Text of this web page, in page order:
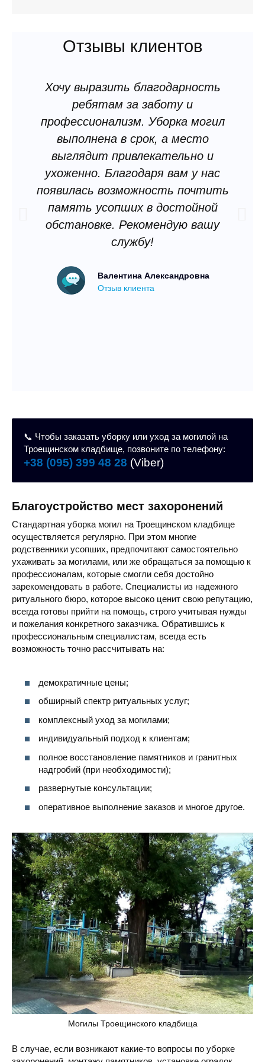
проведенных работ на кладбище.
Отзывы клиентов
Хочу выразить благодарность
ребятам за заботу и
профессионализм. Уборка могил
выполнена в срок, а место
выглядит привлекательно и
ухоженно. Благодаря вам у нас
появилась возможность почтить
память усопших в достойной
обстановке. Рекомендую вашу
службу!
Валентина Александровна
Отзыв клиента
📞 Чтобы заказать уборку или уход за могилой на
Троещинском кладбище, позвоните по телефону:
+38 (095) 399 48 28 (Viber)
Благоустройство мест захоронений
Стандартная уборка могил на Троещинском кладбище
осуществляется регулярно. При этом многие
родственники усопших, предпочитают самостоятельно
ухаживать за могилами, или же обращаться за помощью к
профессионалам, которые смогли себя достойно
зарекомендовать в работе. Специалисты из надежного
ритуального бюро, которое высоко ценит свою репутацию,
всегда готовы прийти на помощь, строго учитывая нужды
и пожелания конкретного заказчика. Обратившись к
профессиональным специалистам, всегда есть
возможность точно рассчитывать на:
демократичные цены;
обширный спектр ритуальных услуг;
комплексный уход за могилами;
индивидуальный подход к клиентам;
полное восстановление памятников и гранитных
надгробий (при необходимости);
развернутые консультации;
оперативное выполнение заказов и многое другое.
Могилы Троещинского кладбища
В случае, если возникают какие-то вопросы по уборке